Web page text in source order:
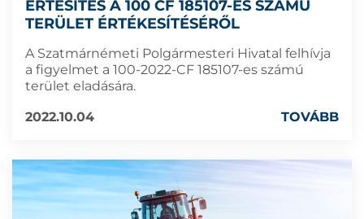
ÉRTESÍTÉS A 100 CF 185107-ES SZÁMÚ
TERÜLET ÉRTÉKESÍTÉSÉRŐL
A Szatmárnémeti Polgármesteri Hivatal felhívja
a figyelmet a 100-2022-CF 185107-es számú
terület eladására.
2022.10.04
TOVÁBB